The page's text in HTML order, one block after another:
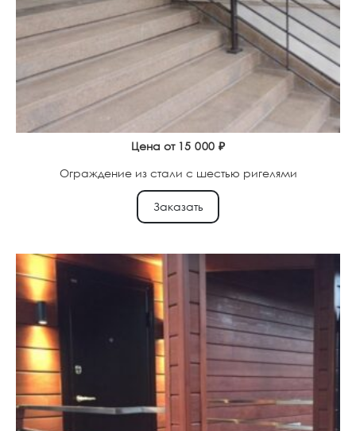
Цена от 15 000 ₽
Ограждение из стали с шестью ригелями
Заказать